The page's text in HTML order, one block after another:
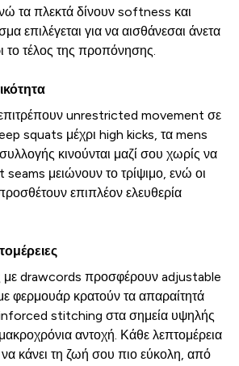
τα πλεκτά δίνουν softness και
επιλέγεται για να αισθάνεσαι άνετα
το τέλος της προπόνησης.
επιτρέπουν unrestricted movement σε
squats μέχρι high kicks, τα mens
κινούνται μαζί σου χωρίς να
seams μειώνουν το τρίψιμο, ενώ οι
επιπλέον ελευθερία
με drawcords προσφέρουν adjustable
φερμουάρ κρατούν τα απαραίτητά
stitching στα σημεία υψηλής
αντοχή. Κάθε λεπτομέρεια
να κάνει τη ζωή σου πιο εύκολη, από